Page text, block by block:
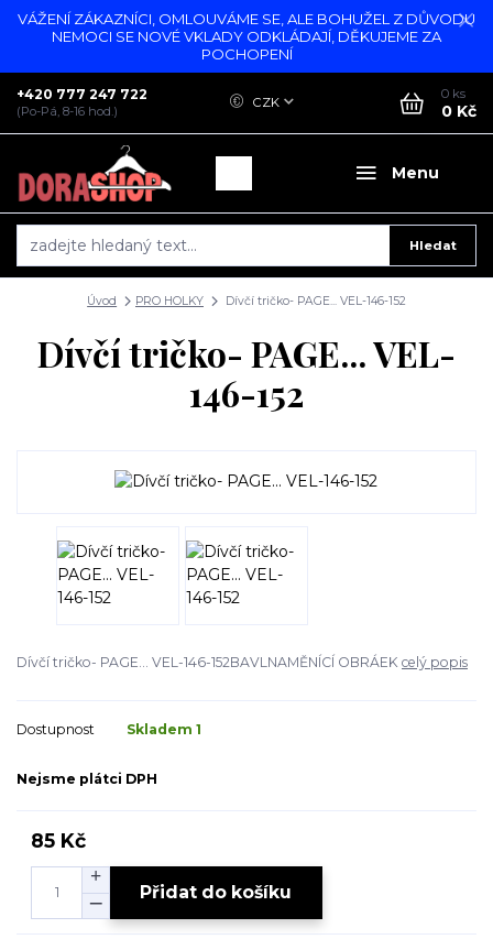
VÁŽENÍ ZÁKAZNÍCI, OMLOUVÁME SE, ALE BOHUŽEL Z DŮVODU
NEMOCI SE NOVÉ VKLADY ODKLÁDAJÍ, DĚKUJEME ZA
POCHOPENÍ
Menu
CZK
Hledat
+420 777 247 722
(Po-Pá, 8-16 hod.)
0 ks
0 Kč
Úvod PRO HOLKY Dívčí tričko- PAGE... VEL-146-152
Dívčí tričko- PAGE... VEL-
146-152
Dívčí tričko- PAGE... VEL-146-152BAVLNAMĚNÍCÍ OBRÁEK celý popis
Dostupnost Skladem 1
Nejsme plátci DPH
85 Kč
Přidat do košíku